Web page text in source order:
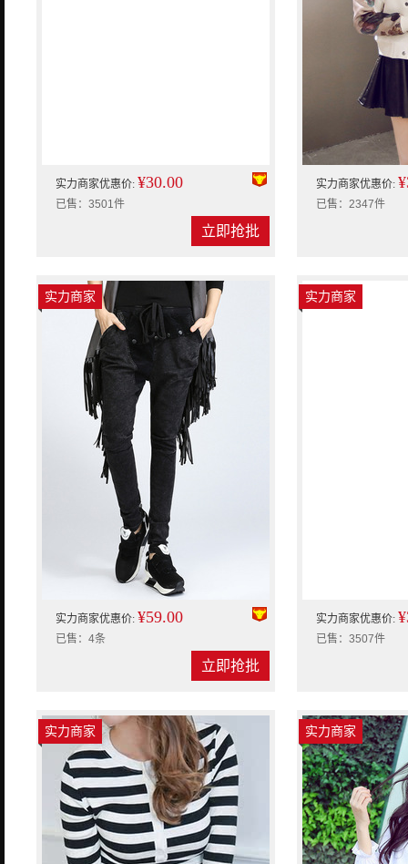
实力商家优惠价: ¥30.00
已售：3501件
立即抢批
实力商家优惠价:
已售：2347件
实力商家
实力商家优惠价: ¥59.00
已售：4条
立即抢批
实力商家
实力商家优惠价:
已售：3507件
实力商家 实力商家